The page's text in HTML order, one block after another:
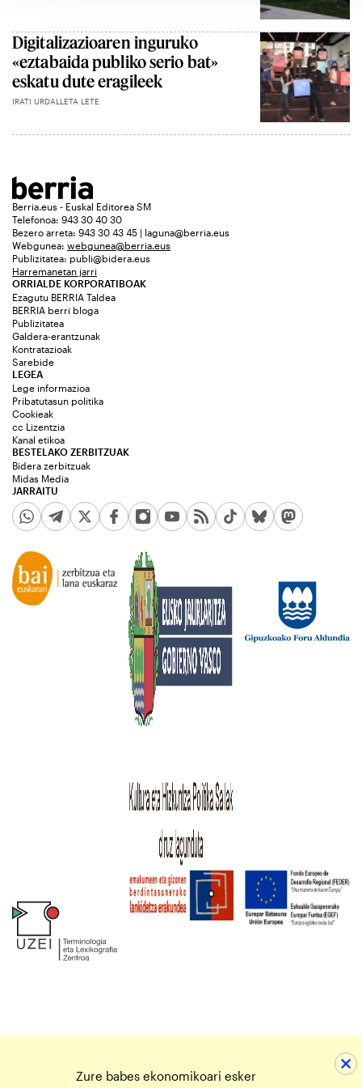
Digitalizazioaren inguruko
«eztabaida publiko serio bat»
eskatu dute eragileek
IRATI URDALLETA LETE
Berria.eus - Euskal Editorea SM
Telefonoa: 943 30 40 30
Bezero arreta: 943 30 43 45 | laguna@berria.eus
Webgunea: webgunea@berria.eus
Publizitatea: publi@bidera.eus
Harremanetan jarri
ORRIALDE KORPORATIBOAK
Ezagutu BERRIA Taldea
BERRIA berri bloga
Publizitatea
Galdera-erantzunak
Kontratazioak
Sarebide
JARRAITU
LEGEA
Lege informazioa
Pribatutasun politika
Cookieak
cc Lizentzia
Kanal etikoa
BESTELAKO ZERBITZUAK
Bidera zerbitzuak
Midas Media
Zure babes ekonomikoari esker